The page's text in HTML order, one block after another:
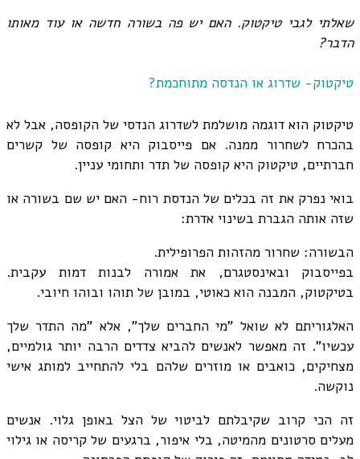
שאלתי לגבי טיקטוק. האם יש פה בשורה חדשה או עוד מאותו
הדבר?
טיקטוק- שדרוג או הנדסה מתוחכמת?
טיקטוק הוא דוגמה מושלמת לשדרוג הנדסי של הקופסה, אבל לא
בהכרח לשחרור ממנה. אם פייסבוק היא קופסה של קשרים
חברתיים, טיקטוק היא קופסה של תדר ותחומי עניין.
בואי נפרק את זה בכלים של הנדסת רוח- האם יש שם בשורה או
שזה אותה הגברת בשינוי אדרת:
הבשורה: שחרור מהזהות הפרופילית.
בפייסבוק ובאינסטגרם, את אמורה לבנות דמות עקבית.
בטיקטוק, המבנה הוא כאוטי, במובן של תוהו ובוהו חיובי.
האלגוריתם לא שואל "מי החברים שלך", אלא "מה התדר שלך
עכשיו". זה מאפשר לאנשים להביא צדדים הרבה יותר גולמיים,
מצחיקים, כואבים או מוזרים שלהם בלי להתחייב למותג אישי
נוקשה.
זה הכי קרוב שקיבלתם לביטוי של הצל באופן גלוי. אנשים
מעלים סרטונים מהמיטה, בלי איפור, ברגעים של קריסה או גילוי